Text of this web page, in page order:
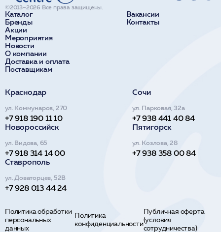
Каталог
Бренды
Акции
Мероприятия
Новости
О компании
Доставка и оплата
Поставщикам
Вакансии
Контакты
©2013–2026 Все права защищены.
Краснодар
ул. Коммунаров, 270
+7 918 190 11 10
Сочи
ул. Парковая, 32а
+7 938 441 40 84
Новороссийск
ул. Видова, 65
+7 918 314 14 00
Пятигорск
ул. Козлова, 28
+7 938 358 00 84
Ставрополь
ул. Доваторцев, 52В
+7 928 013 44 24
Политика обработки
персональных
данных
Политика
конфиденциальности
Публичная оферта
(условия
сотрудничества)